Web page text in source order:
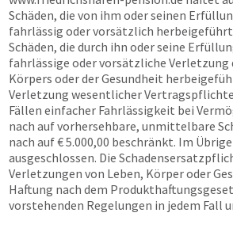
Schäden, die von ihm oder seinen
fahrlässig oder vorsätzlich
Schäden, die durch ihn oder seine
fahrlässige oder vorsätzliche Verletzung
Körpers oder der Gesundheit
Verletzung wesentlicher
Fällen einfacher Fahrlässigkeit bei
nach auf vorhersehbare, unmittelbare
nach auf € 5.000,00 beschränkt. Im
ausgeschlossen. Die
Verletzungen von Leben, Körper oder
Haftung nach dem
vorstehenden Regelungen in jedem Fall